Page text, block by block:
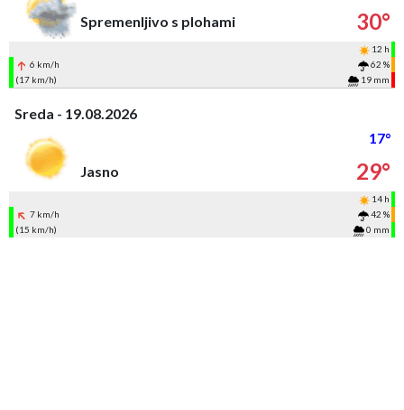
Spremenljivo s plohami
30°
12 h
6 km/h
62 %
(17 km/h)
19 mm
Sreda - 19.08.2026
17°
Jasno
29°
14 h
7 km/h
42 %
(15 km/h)
0 mm